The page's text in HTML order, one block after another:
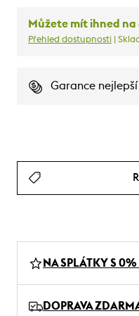
Můžete mít ihned na
Přehled dostupnosti |
Garance
NA SPLÁTKY S 0%
DOPRAVA